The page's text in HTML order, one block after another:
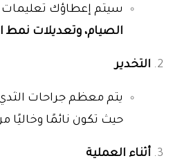
سيتم إعطاؤك
الصيام، وتعديلات نمط
التخدير
يتم معظم جراحات
حيث تكون نائمًا وخاليًا من
أثناء العملية